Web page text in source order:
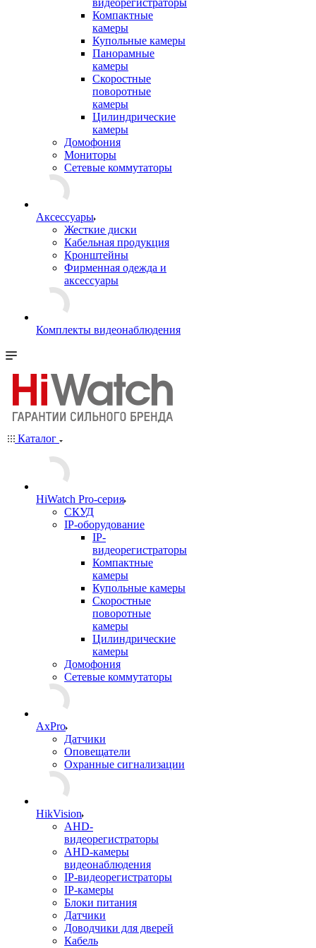
видеорегистраторы
Компактные
камеры
Купольные камеры
Панорамные
камеры
Скоростные
поворотные
камеры
Цилиндрические
камеры
Домофония
Мониторы
Сетевые коммутаторы
Аксессуары
Жесткие диски
Кабельная продукция
Кронштейны
Фирменная одежда и
аксессуары
Комплекты видеонаблюдения
Каталог
HiWatch Pro-серия
CКУД
IP-оборудование
IP-
видеорегистраторы
Компактные
камеры
Купольные камеры
Скоростные
поворотные
камеры
Цилиндрические
камеры
Домофония
Сетевые коммутаторы
AxPro
Датчики
Оповещатели
Охранные сигнализации
HikVision
AHD-
видеорегистраторы
AHD-камеры
видеонаблюдения
IP-видеорегистраторы
IP-камеры
Блоки питания
Датчики
Доводчики для дверей
Кабель